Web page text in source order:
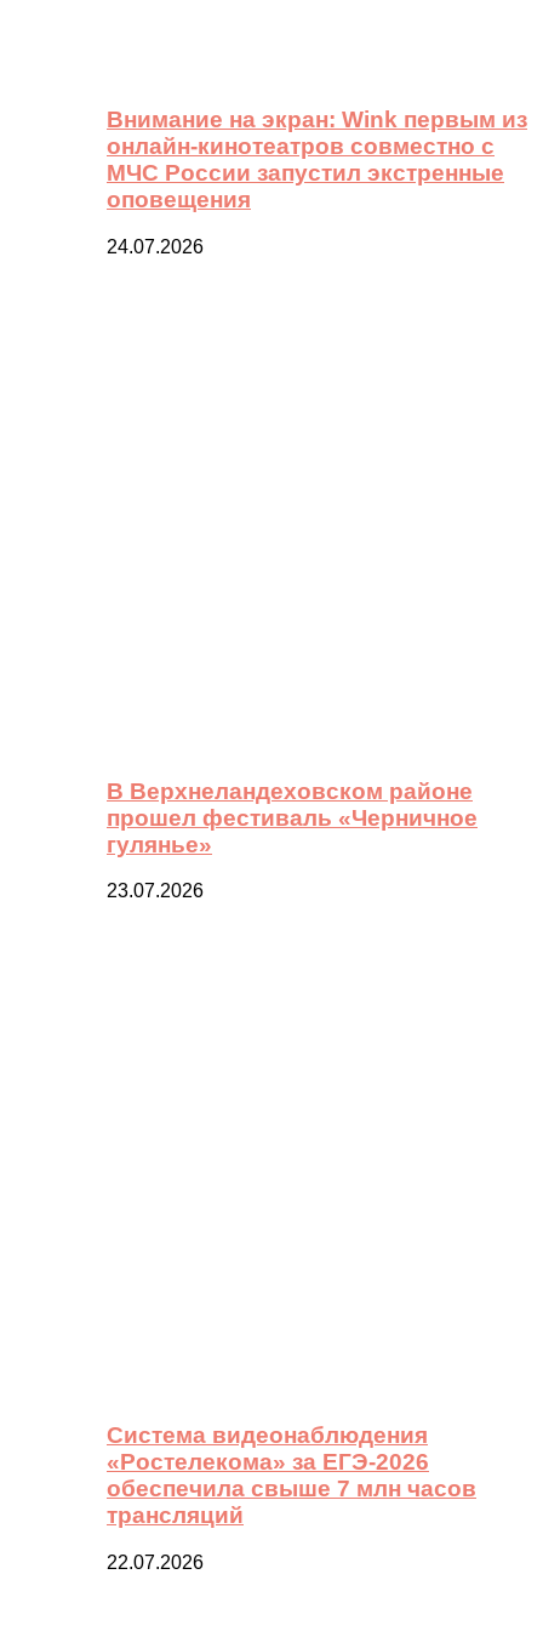
Внимание на экран: Wink первым из
онлайн-кинотеатров совместно с
МЧС России запустил экстренные
оповещения
24.07.2026
В Верхнеландеховском районе
прошел фестиваль «Черничное
гулянье»
23.07.2026
Система видеонаблюдения
«Ростелекома» за ЕГЭ-2026
обеспечила свыше 7 млн часов
трансляций
22.07.2026